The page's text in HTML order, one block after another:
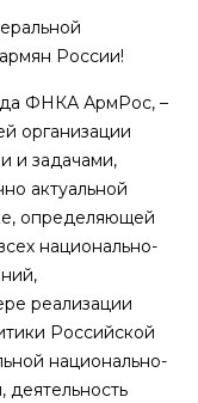
России!
ФНКА АрмРос, –
организации
и задачами,
актуальной
определяющей
национально-
реализации
Российской
национально-
деятельность